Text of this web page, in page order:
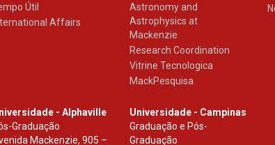
Útil
Affairs
Astronomy and
Astrophysics at
Mackenzie
Research Coordination
Vitrine Tecnologica
MackPesquisa
- Alphaville
Graduação
Mackenzie, 905 –
Universidade - Campinas
Graduação e Pós-
Graduação